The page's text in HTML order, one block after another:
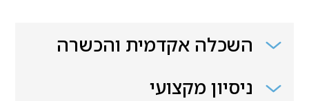
השכלה אקדמית והכשרה
ניסיון מקצועי